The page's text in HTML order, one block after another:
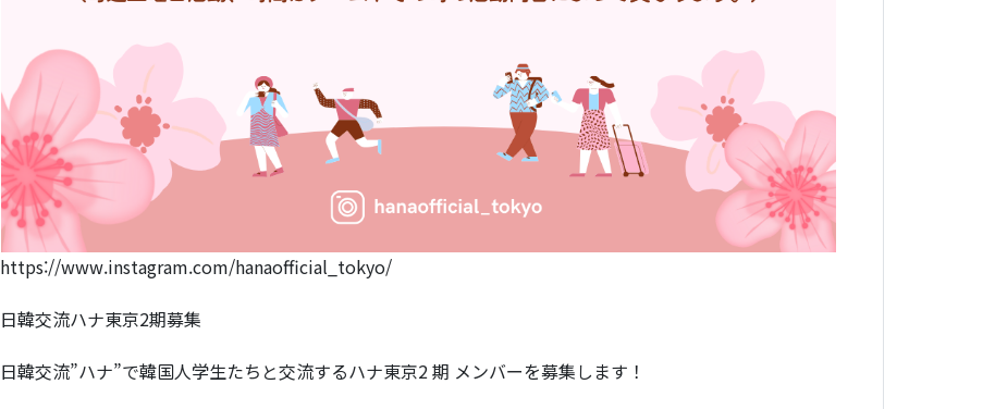
https://www.instagram.com/hanaofficial_tokyo/
日韓交流ハナ東京2期募集
日韓交流”ハナ”で韓国人学生たちと交流するハナ東京2 期 メンバーを募集します！